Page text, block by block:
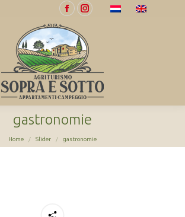
Facebook
opens
in
new
window
Instagram
new
window
gastronomie
Je bent hier:
Home Slider gastronomie